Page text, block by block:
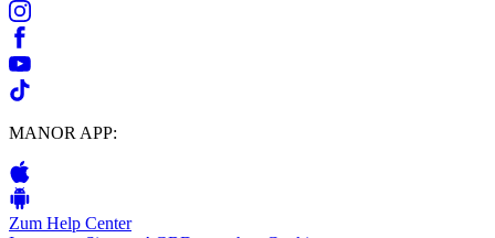
MANOR APP:
Zum Help Center